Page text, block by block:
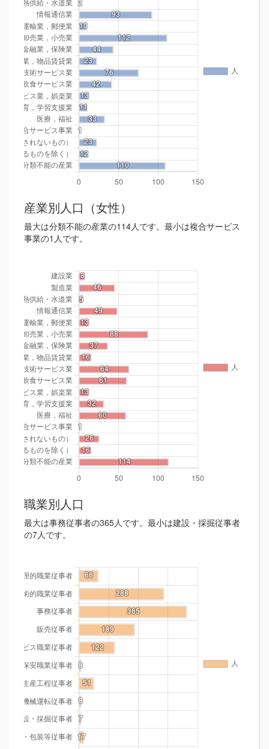
産業別人口（女性）
最大は分類不能の産業の114人です。最小は複合サービス
事業の1人です。
職業別人口
最大は事務従事者の365人です。最小は建設・採掘従事者
の7人です。